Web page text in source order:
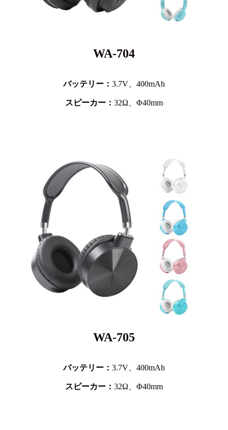
WA-704
バッテリー： 3.7V、 400mAh
スピーカー： 32Ω、Φ40mm
WA-705
バッテリー： 3.7V、 400mAh
スピーカー： 32Ω、Φ40mm